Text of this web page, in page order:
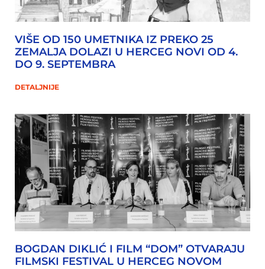
VIŠE OD 150 UMETNIKA IZ PREKO 25
ZEMALJA DOLAZI U HERCEG NOVI OD 4.
DO 9. SEPTEMBRA
DETALJNIJE
BOGDAN DIKLIĆ I FILM “DOM” OTVARAJU
FILMSKI FESTIVAL U HERCEG NOVOM